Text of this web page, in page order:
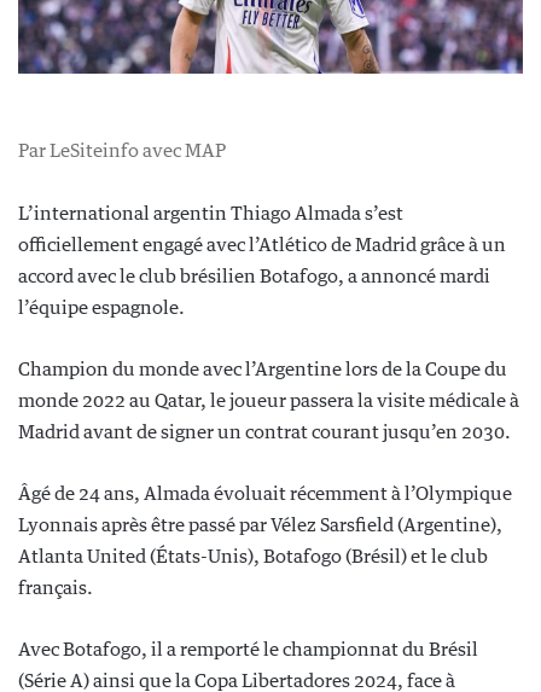
Par LeSiteinfo avec MAP
L’international argentin Thiago Almada s’est
officiellement engagé avec l’Atlético de Madrid grâce à un
accord avec le club brésilien Botafogo, a annoncé mardi
l’équipe espagnole.
Champion du monde avec l’Argentine lors de la Coupe du
monde 2022 au Qatar, le joueur passera la visite médicale à
Madrid avant de signer un contrat courant jusqu’en 2030.
Âgé de 24 ans, Almada évoluait récemment à l’Olympique
Lyonnais après être passé par Vélez Sarsfield (Argentine),
Atlanta United (États-Unis), Botafogo (Brésil) et le club
français.
Avec Botafogo, il a remporté le championnat du Brésil
(Série A) ainsi que la Copa Libertadores 2024, face à